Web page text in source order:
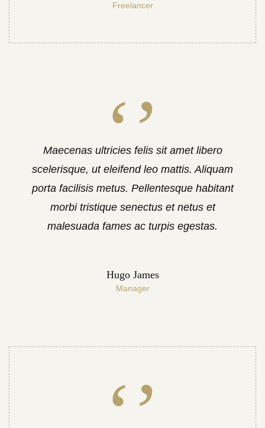
Freelancer
Maecenas ultricies felis sit amet libero
scelerisque, ut eleifend leo mattis. Aliquam
porta facilisis metus. Pellentesque habitant
morbi tristique senectus et netus et
malesuada fames ac turpis egestas.
Hugo James
Manager